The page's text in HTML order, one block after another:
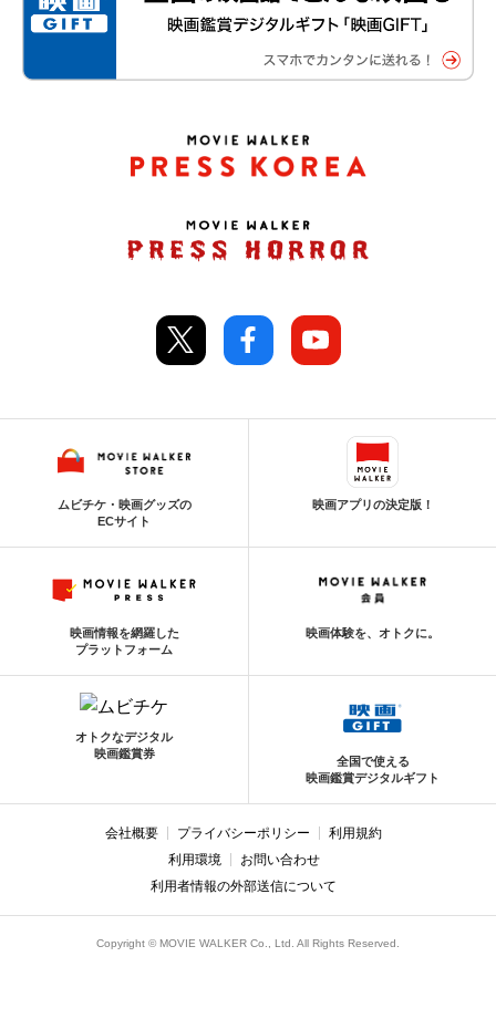
ムビチケ・映画グッズの
ECサイト
映画アプリの決定版！
映画情報を網羅した
プラットフォーム
映画体験を、オトクに。
オトクなデジタル
映画鑑賞券
全国で使える
映画鑑賞デジタルギフト
会社概要 プライバシーポリシー
利用規約
利用環境
お問い合わせ
利用者情報の外部送信について
Copyright © MOVIE WALKER Co., Ltd. All Rights Reserved.